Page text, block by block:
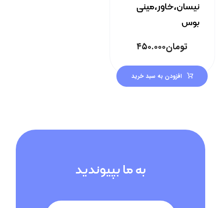
نیسان،خاور،مینی
بوس
تومان۴۵۰.۰۰۰
افزودن به سبد خرید
به ما بپیوندید